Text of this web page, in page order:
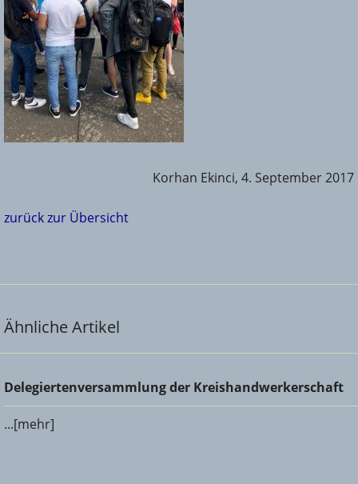
Korhan Ekinci, 4. September 2017
zurück zur Übersicht
Ähnliche Artikel
Delegiertenversammlung der Kreishandwerkerschaft
Delegiertenversammlung der Kreishandwerkerschaft
...[mehr]